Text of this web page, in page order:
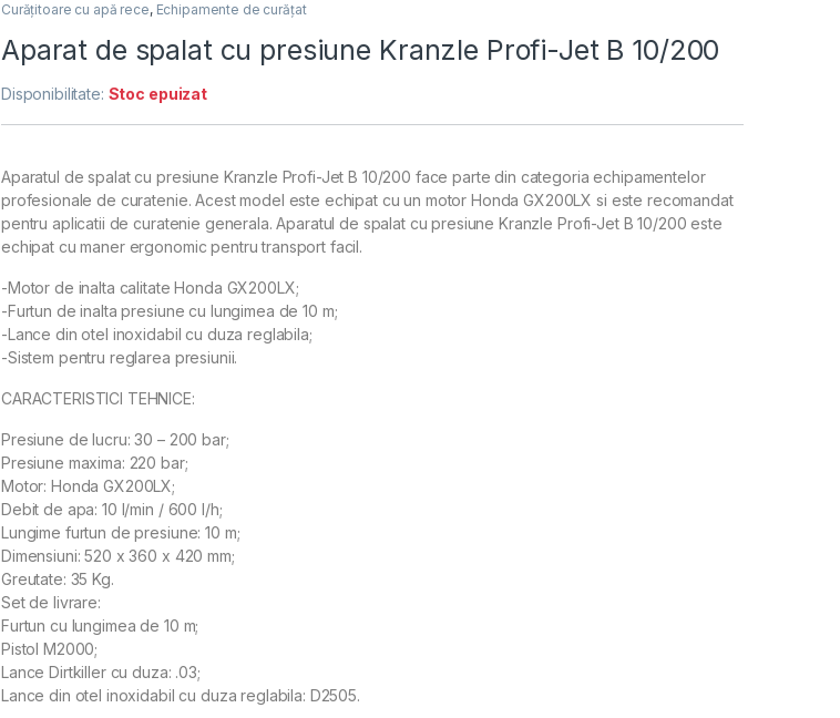
Curățitoare cu apă rece, Echipamente de curățat
Aparat de spalat cu presiune Kranzle Profi-Jet B 10/200
Disponibilitate: Stoc epuizat
Aparatul de spalat cu presiune Kranzle Profi-Jet B 10/200 face parte din categoria echipamentelor
profesionale de curatenie. Acest model este echipat cu un motor Honda GX200LX si este recomandat
pentru aplicatii de curatenie generala. Aparatul de spalat cu presiune Kranzle Profi-Jet B 10/200 este
echipat cu maner ergonomic pentru transport facil.
-Motor de inalta calitate Honda GX200LX;
-Furtun de inalta presiune cu lungimea de 10 m;
-Lance din otel inoxidabil cu duza reglabila;
-Sistem pentru reglarea presiunii.
CARACTERISTICI TEHNICE:
Presiune de lucru: 30 – 200 bar;
Presiune maxima: 220 bar;
Motor: Honda GX200LX;
Debit de apa: 10 l/min / 600 l/h;
Lungime furtun de presiune: 10 m;
Dimensiuni: 520 x 360 x 420 mm;
Greutate: 35 Kg.
Set de livrare:
Furtun cu lungimea de 10 m;
Pistol M2000;
Lance Dirtkiller cu duza: .03;
Lance din otel inoxidabil cu duza reglabila: D2505.